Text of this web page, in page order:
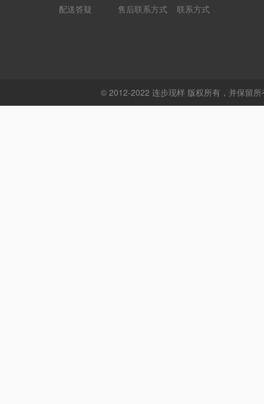
配送答疑 售后联系方式 联系方式
© 2012-2022 连步现样 版权所有，并保留